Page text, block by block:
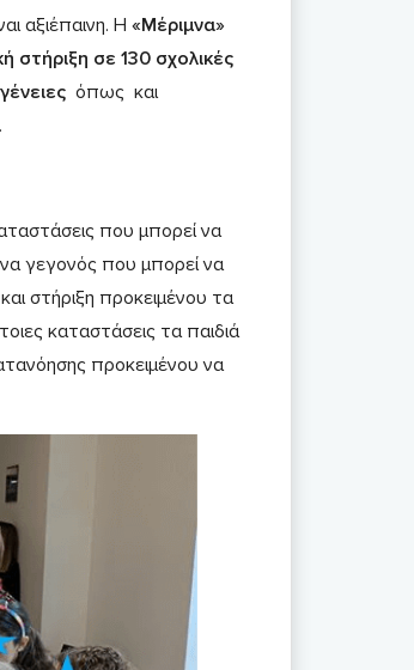
αξιέπαινη. Η «Μέριμνα»
στήριξη σε 130 σχολικές
όπως και
που μπορεί να
γεγονός που μπορεί να
στήριξη προκειμένου τα
καταστάσεις τα παιδιά
προκειμένου να